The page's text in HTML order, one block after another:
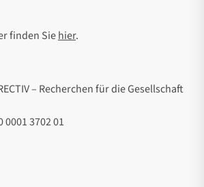
finden Siehier.
– Recherchen für die Gesellschaft
0001 3702 01